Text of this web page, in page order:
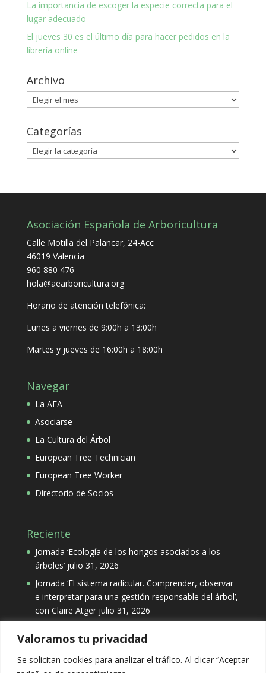
Valoramos tu privacidad
Se solicitan cookies para analizar el tráfico. Al clicar “Aceptar
La importancia de escoger la especie correcta para el
lugar adecuado
El jueves 30 es el último día para hacer pedidos en la
librería online
Archivo
Archivo
Categorías
Categorías
Asociación Española de Arboricultura
Calle Motilla del Palancar, 24-Acc
46019 Valencia
960 880 476
hola@aearboricultura.org
Horario de atención telefónica:
Lunes a viernes de 9:00h a 13:00h
Martes y jueves de 16:00h a 18:00h
Navegar
La AEA
Asociarse
La Cultura del Árbol
European Tree Technician
European Tree Worker
Directorio de Socios
Reciente
Jornada ‘Ecología de los hongos asociados a los
árboles’ julio 31, 2026
Jornada ‘El sistema radicular. Comprender, observar
e interpretar para una gestión responsable del árbol’,
con Claire Atger julio 31, 2026
Categorías